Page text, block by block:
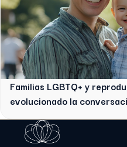
Familias LGBTQ+ y
evolucionado la